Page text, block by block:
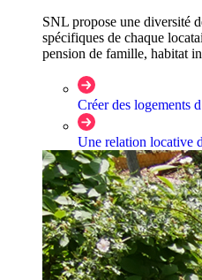
SNL propose une diversité
spécifiques de chaque
pension de famille, habitat
Créer des logements
Une relation locative